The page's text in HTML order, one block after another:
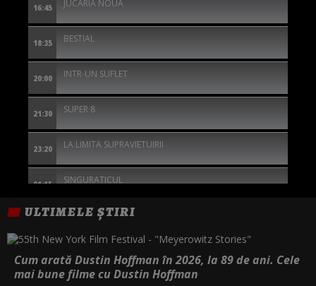
16:45 JUCARIA NOUA
18:35 BESTIAL
20:00 INTR-UN SUFLET
21:30 SUPER 8
23:20 LA LIMITA SUPRAVIETUIRII
01:15 SINGURATICUL
THE SILENT HOUR: MARTOR FARA GLAS
ULTIMELE ȘTIRI
Cum arată Dustin Hoffman în 2026, la 89 de ani. Cele
mai bune filme cu Dustin Hoffman